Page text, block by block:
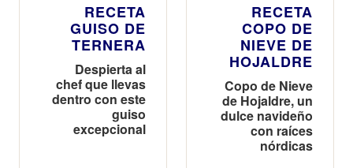
RECETA
GUISO DE
TERNERA
Despierta al
chef que llevas
dentro con este
guiso
excepcional
RECETA
COPO DE
NIEVE DE
HOJALDRE
Copo de Nieve
de Hojaldre, un
dulce navideño
con raíces
nórdicas